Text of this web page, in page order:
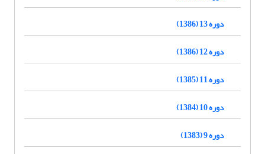
دوره 13 (1386)
دوره 12 (1386)
دوره 11 (1385)
دوره 10 (1384)
دوره 9 (1383)